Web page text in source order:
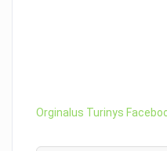
Orginalus Turinys